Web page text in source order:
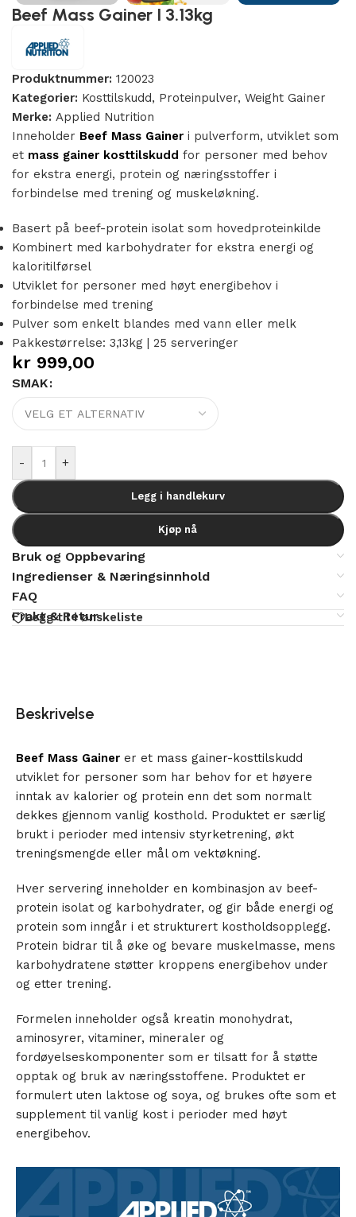
Beef Mass Gainer I 3.13kg
Produktnummer: 120023
Kategorier: Kosttilskudd, Proteinpulver, Weight Gainer
Merke: Applied Nutrition
Inneholder Beef Mass Gainer i pulverform, utviklet som
et mass gainer kosttilskudd for personer med behov
for ekstra energi, protein og næringsstoffer i
forbindelse med trening og muskeløkning.
Basert på beef-protein isolat som hovedproteinkilde
Kombinert med karbohydrater for ekstra energi og
kaloritilførsel
Utviklet for personer med høyt energibehov i
forbindelse med trening
Pulver som enkelt blandes med vann eller melk
Pakkestørrelse: 3,13kg | 25 serveringer
kr 999,00
SMAK
- +
Legg i handlekurv
Kjøp nå
Alternative:
Bruk og Oppbevaring
Ingredienser & Næringsinnhold
FAQ
Frakt & Retur
Legg til i ønskeliste
Beskrivelse
Beef Mass Gainer er et mass gainer-kosttilskudd
utviklet for personer som har behov for et høyere
inntak av kalorier og protein enn det som normalt
dekkes gjennom vanlig kosthold. Produktet er særlig
brukt i perioder med intensiv styrketrening, økt
treningsmengde eller mål om vektøkning.
Hver servering inneholder en kombinasjon av beef-
protein isolat og karbohydrater, og gir både energi og
protein som inngår i et strukturert kostholdsopplegg.
Protein bidrar til å øke og bevare muskelmasse, mens
karbohydratene støtter kroppens energibehov under
og etter trening.
Formelen inneholder også kreatin monohydrat,
aminosyrer, vitaminer, mineraler og
fordøyelseskomponenter som er tilsatt for å støtte
opptak og bruk av næringsstoffene. Produktet er
formulert uten laktose og soya, og brukes ofte som et
supplement til vanlig kost i perioder med høyt
energibehov.